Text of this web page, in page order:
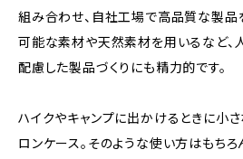
組み合わせ、自社工場で高品質な製品
可能な素材や天然素材を用いるなど、
配慮した製品づくりにも精力的です。
ハイクやキャンプに出かけるときに小
ロンケース。そのような使い方はもちろ